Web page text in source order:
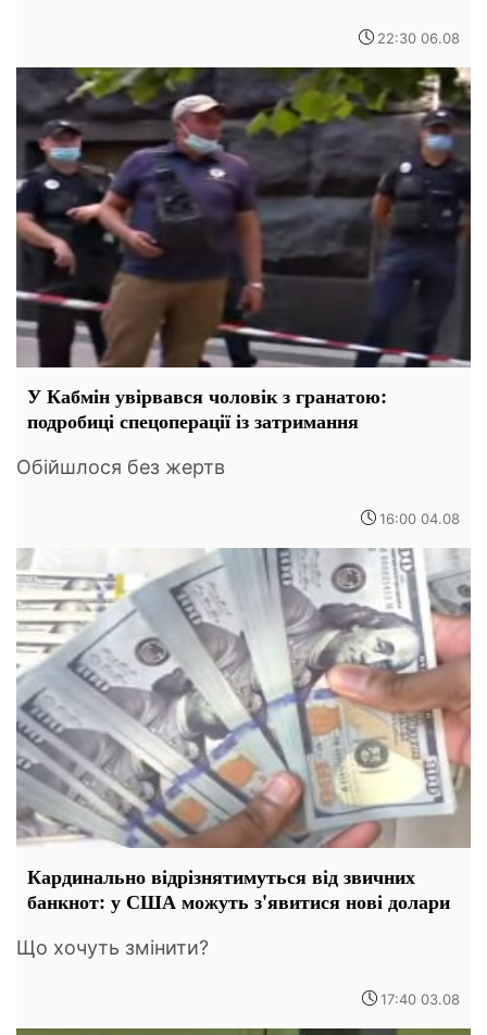
22:30 06.08
У Кабмін увірвався чоловік з гранатою:
подробиці спецоперації із затримання
Обійшлося без жертв
16:00 04.08
Кардинально відрізнятимуться від звичних
банкнот: у США можуть з'явитися нові долари
Що хочуть змінити?
17:40 03.08